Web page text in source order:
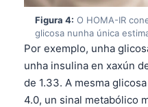
Figura 4: O HOMA-IR
glicosa nunha única
Por exemplo, unha
unha insulina en xaxún
de 1.33. A mesma
4.0, un sinal metabólico